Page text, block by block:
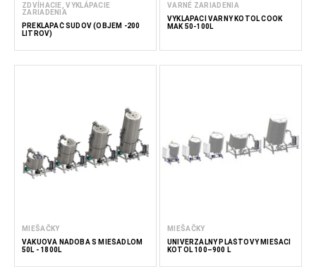
ZDVÍHACIE, VYKLÁPACIE
ZARIADENIA
PREKLÁPAČ SUDOV (OBJEM -200
LITROV)
VARNÉ ZARIADENIA
VYKLÁPACÍ VARNÝ KOTOL COOK
MAK 50-100L
MIEŠAČKY
VÁKUOVÁ NÁDOBA S MIEŠADLOM
50L - 1800L
MIEŠAČKY
UNIVERZÁLNY PLÁŠŤOVÝ MIEŠACÍ
KOTOL 100–900 L